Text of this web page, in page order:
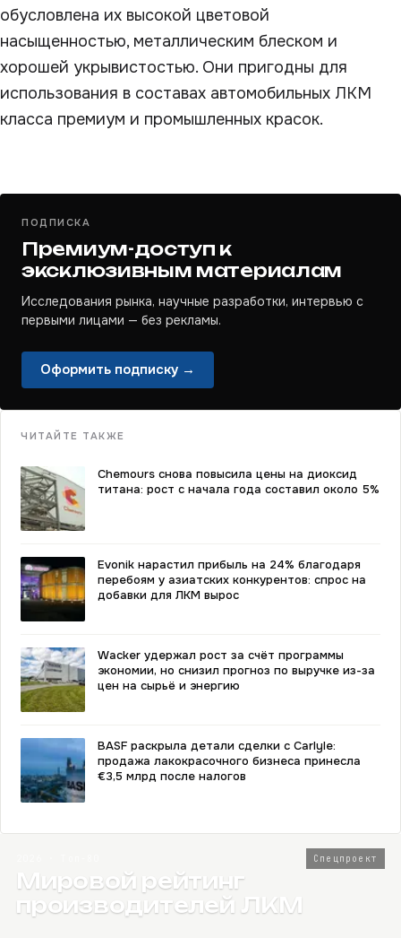
обусловлена их высокой цветовой
насыщенностью, металлическим блеском и
хорошей укрывистостью. Они пригодны для
использования в составах автомобильных ЛКМ
класса премиум и промышленных красок.
ПОДПИСКА
Премиум-доступ к
эксклюзивным материалам
Исследования рынка, научные разработки, интервью с
первыми лицами — без рекламы.
Оформить подписку →
ЧИТАЙТЕ ТАКЖЕ
Chemours снова повысила цены на диоксид
титана: рост с начала года составил около 5%
Evonik нарастил прибыль на 24% благодаря
перебоям у азиатских конкурентов: спрос на
добавки для ЛКМ вырос
Wacker удержал рост за счёт программы
экономии, но снизил прогноз по выручке из-за
цен на сырьё и энергию
BASF раскрыла детали сделки с Carlyle:
продажа лакокрасочного бизнеса принесла
€3,5 млрд после налогов
Спецпроект
Мировой рейтинг
производителей ЛКМ